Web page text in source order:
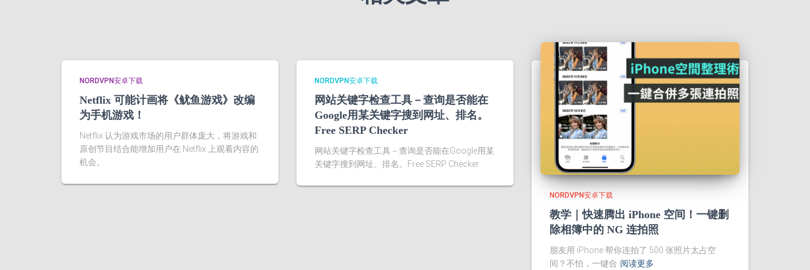
NORDVPN安卓下载
Netflix 可能计画将《鱿鱼游戏》改编
为手机游戏！
Netflix 认为游戏市场的用户群体庞大，将游戏和
原创节目结合能增加用户在 Netflix 上观看内容的
机会。
NORDVPN安卓下载
网站关键字检查工具－查询是否能在
Google用某关键字搜到网址、排名。
Free SERP Checker
网站关键字检查工具－查询是否能在Google用某
关键字搜到网址、排名。Free SERP Checker
NORDVPN安卓下载
教学｜快速腾出 iPhone 空间！一键删
除相簿中的 NG 连拍照
朋友用 iPhone 帮你连拍了 500 张照片太占空
间？不怕，一键合 阅读更多